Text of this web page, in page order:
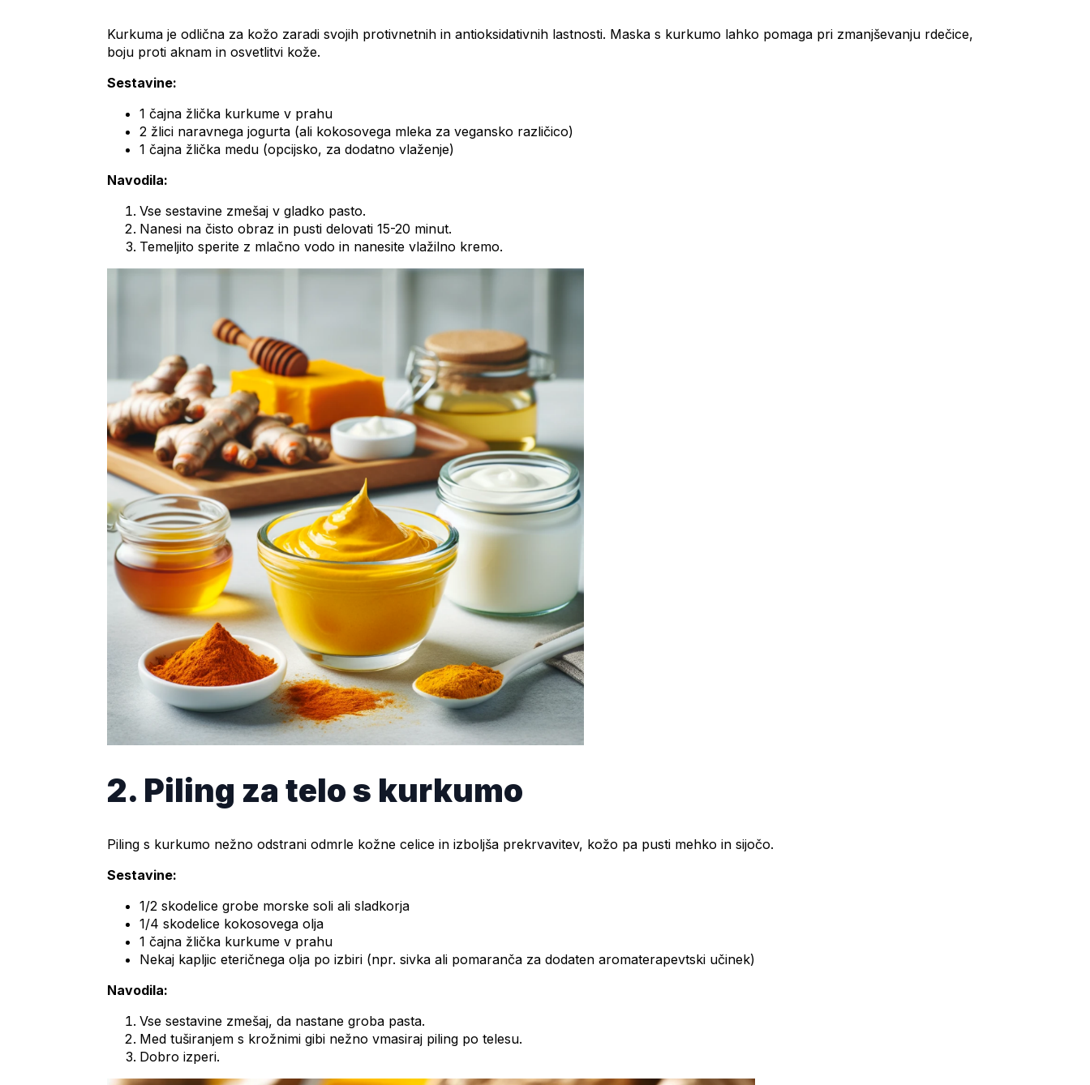
Kurkuma je odlična za kožo zaradi svojih protivnetnih in antioksidativnih lastnosti. Maska s kurkumo lahko pomaga pri zmanjševanju rdečice,
boju proti aknam in osvetlitvi kože.
Sestavine:
1 čajna žlička kurkume v prahu
2 žlici naravnega jogurta (ali kokosovega mleka za vegansko različico)
1 čajna žlička medu (opcijsko, za dodatno vlaženje)
Navodila:
Vse sestavine zmešaj v gladko pasto.
Nanesi na čisto obraz in pusti delovati 15-20 minut.
Temeljito sperite z mlačno vodo in nanesite vlažilno kremo.
2. Piling za telo s kurkumo
Piling s kurkumo nežno odstrani odmrle kožne celice in izboljša prekrvavitev, kožo pa pusti mehko in sijočo.
Sestavine:
1/2 skodelice grobe morske soli ali sladkorja
1/4 skodelice kokosovega olja
1 čajna žlička kurkume v prahu
Nekaj kapljic eteričnega olja po izbiri (npr. sivka ali pomaranča za dodaten aromaterapevtski učinek)
Navodila:
Vse sestavine zmešaj, da nastane groba pasta.
Med tuširanjem s krožnimi gibi nežno vmasiraj piling po telesu.
Dobro izperi.